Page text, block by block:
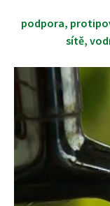
podpora,
sítě,